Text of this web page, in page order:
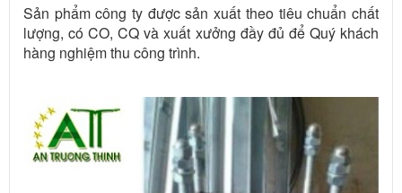
Sản phẩm công ty được sản xuất theo tiêu chuẩn chất
lượng, có CO, CQ và xuất xưởng đầy đủ để Quý khách
hàng nghiệm thu công trình.